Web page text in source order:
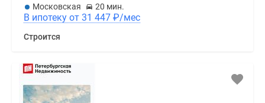
Московская
20 мин.
В ипотеку от 31 447 ₽/мес
Строится